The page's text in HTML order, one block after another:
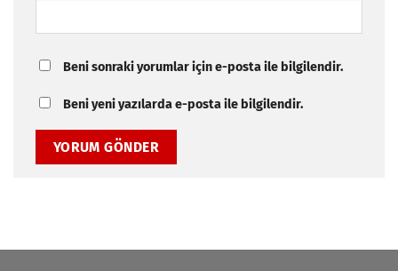
Beni sonraki yorumlar için e-posta ile bilgilendir.
Beni yeni yazılarda e-posta ile bilgilendir.